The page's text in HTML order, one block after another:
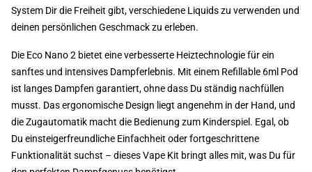
System Dir die Freiheit gibt, verschiedene Liquids zu verwenden und
deinen persönlichen Geschmack zu erleben.
Die Eco Nano 2 bietet eine verbesserte Heiztechnologie für ein
sanftes und intensives Dampferlebnis. Mit einem Refillable 6ml Pod
ist langes Dampfen garantiert, ohne dass Du ständig nachfüllen
musst. Das ergonomische Design liegt angenehm in der Hand, und
die Zugautomatik macht die Bedienung zum Kinderspiel. Egal, ob
Du einsteigerfreundliche Einfachheit oder fortgeschrittene
Funktionalität suchst – dieses Vape Kit bringt alles mit, was Du für